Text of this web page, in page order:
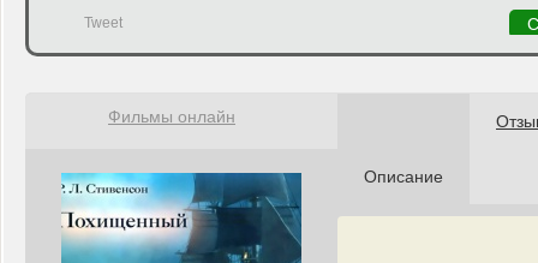
Tweet
Описание
Фильмы онлайн